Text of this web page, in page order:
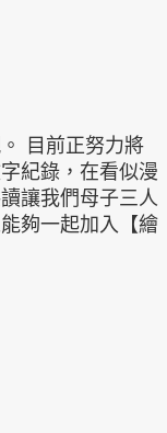
目前正努力將
紀錄，在看似漫
讓我們母子三人
夠一起加入【繪